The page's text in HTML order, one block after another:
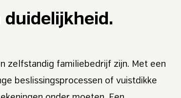
zelfstandig familiebedrijf zijn. Met een
beslissingsprocessen of vuistdikke